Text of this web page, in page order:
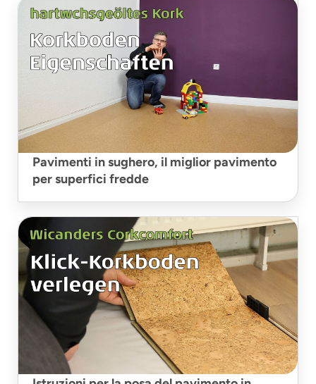
Pavimenti in sughero, il miglior pavimento
per superfici fredde